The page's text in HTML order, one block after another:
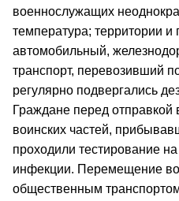
военнослужащих
температура; территории
автомобильный,
транспорт, перевозивший
регулярно подвергались
Граждане перед отправкой
воинских частей,
проходили тестирование
инфекции. Перемещение
общественным